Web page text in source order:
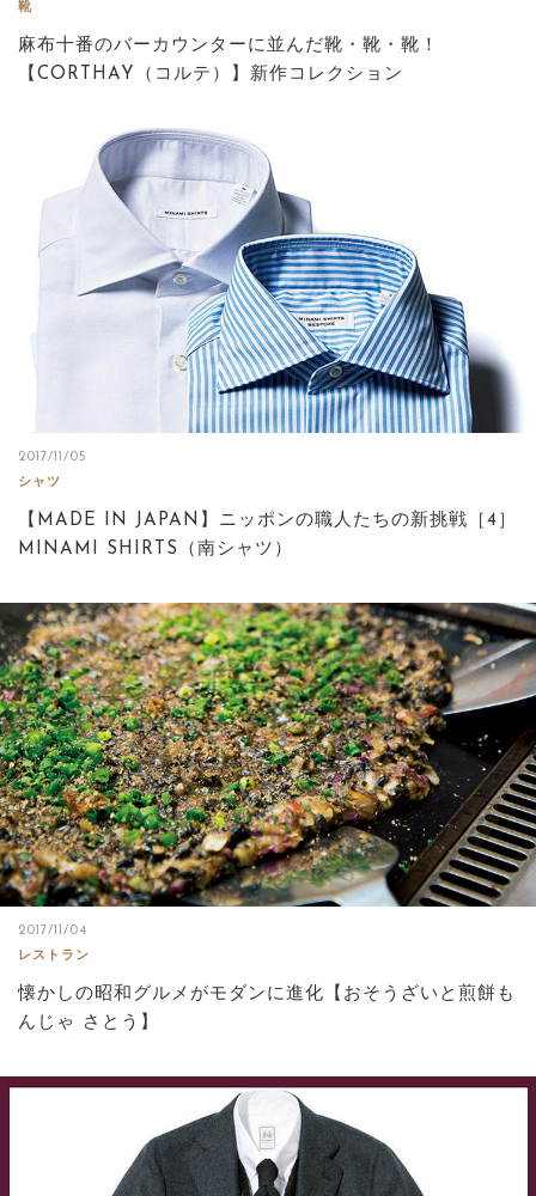
靴
麻布十番のバーカウンターに並んだ靴・靴・靴！
【CORTHAY（コルテ）】新作コレクション
2017/11/05
シャツ
【MADE IN JAPAN】ニッポンの職人たちの新挑戦［4］
MINAMI SHIRTS（南シャツ）
2017/11/04
レストラン
懐かしの昭和グルメがモダンに進化【おそうざいと煎餅も
んじゃ さとう】